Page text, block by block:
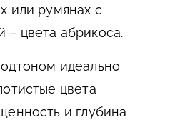
или румянах с
цвета абрикоса.
идеально
цвета
и глубина